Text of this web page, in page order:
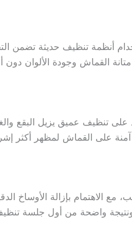
تنظيف حديثة تضمن
القماش وجودة الألوان
تنظيف عميق يزيل البقع
على القماش لمظهر أكثر
الاهتمام بإزالة الأوساخ
ونتيجة واضحة من أول جلسة